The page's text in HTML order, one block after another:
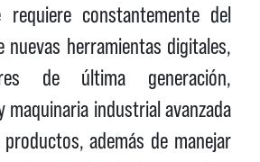
requiere constantemente del
nuevas herramientas digitales,
de última generación,
maquinaria industrial avanzada
además de manejar